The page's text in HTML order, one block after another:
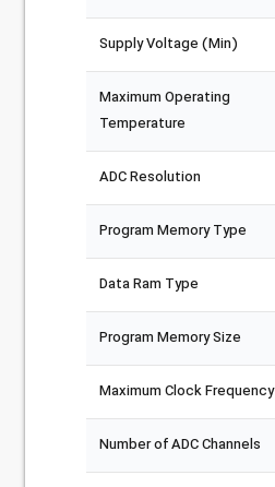
Supply Voltage (Min)
Maximum Operating
Temperature
ADC Resolution
Program Memory Type
Data Ram Type
Program Memory Size
Maximum Clock Frequency
Number of ADC Channels